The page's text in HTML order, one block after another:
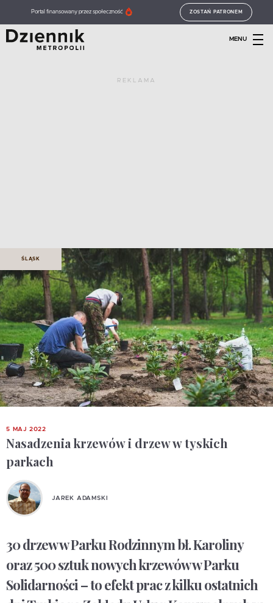
Portal finansowany przez społeczność ZOSTAŃ PATRONEM
MENU
REKLAMA
ŚLĄSK
5 MAJ 2022
Nasadzenia krzewów i drzew w tyskich
parkach
JAREK ADAMSKI
30 drzew w Parku Rodzinnym bł. Karoliny
oraz 500 sztuk nowych krzewów w Parku
Solidarności – to efekt prac z kilku ostatnich